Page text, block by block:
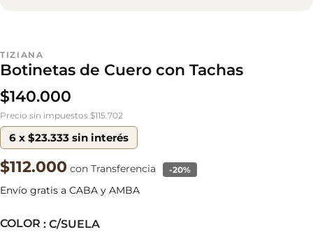
TIZIANA
Botinetas de Cuero con Tachas
$140.000
COLOR : C/SUELA
Precio sin impuestos $115.702
6 x $23.333 sin interés
$112.000 con Transferencia -20%
Envío gratis a CABA y AMBA